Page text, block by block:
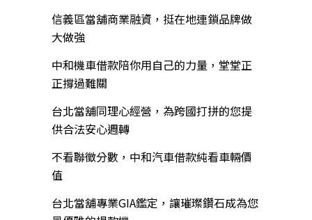
信義區當舖商業融資，挺在地連鎖品牌做
大做強
中和機車借款陪你用自己的力量，堂堂正
正撐過難關
台北當舖同理心經營，為跨國打拼的您提
供合法安心週轉
不看聯徵分數，中和汽車借款純看車輛價
值
台北當舖專業GIA鑑定，讓璀璨鑽石成為您